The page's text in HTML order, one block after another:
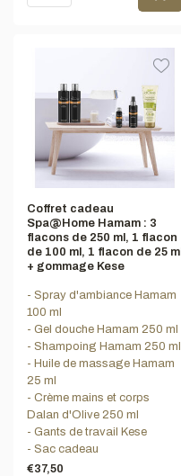
Coffret cadeau
Spa@Home Hamam : 3
flacons de 250 ml, 1 flacon
de 100 ml, 1 flacon de 25 ml
+ gommage Kese
- Spray d'ambiance Hamam
100 ml
- Gel douche Hamam 250 ml
- Shampoing Hamam 250 ml
- Huile de massage Hamam
25 ml
- Crème mains et corps
Dalan d'Olive 250 ml
- Gants de travail Kese
- Sac cadeau
€37,50